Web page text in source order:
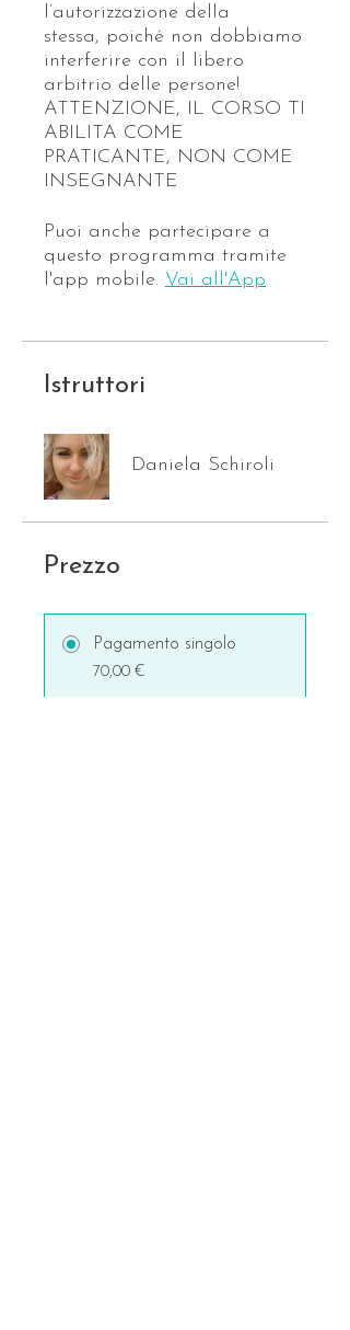
l’autorizzazione della
stessa, poiché non dobbiamo
interferire con il libero
arbitrio delle persone!
ATTENZIONE, IL CORSO TI
ABILITA COME
PRATICANTE, NON COME
INSEGNANTE
Puoi anche partecipare a
questo programma tramite
l'app mobile. Vai all'App
Istruttori
Daniela Schiroli
Prezzo
Pagamento singolo
70,00 €